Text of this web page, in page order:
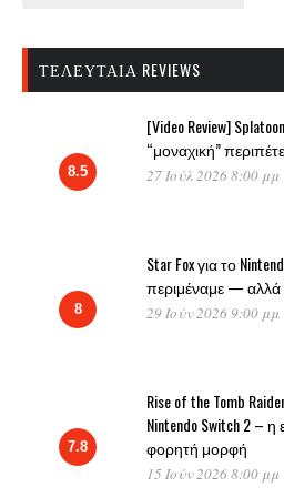
ΤΕΛΕΥΤΑΊΑ REVIEWS
8.5
[Video Review]
“μοναχική”
27 Ιούλ 2026 8:00 μμ
8
Star Fox για το
περιμέναμε — αλλά
29 Ιούν 2026 9:00 μμ
7.8
Rise of the Tomb
Nintendo Switch 2 –
φορητή μορφή
15 Ιούν 2026 8:00 μμ